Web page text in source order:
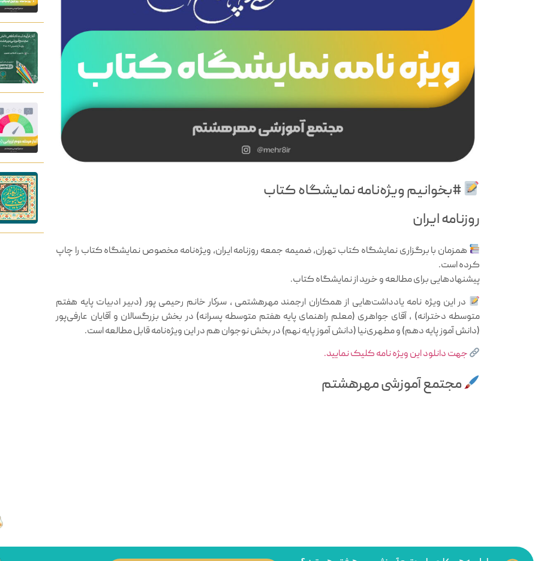
#بخوانیم ویژه‌نامه نمایشگاه کتاب
روزنامه ایران
همزمان با برگزاری نمایشگاه کتاب تهران، ضمیمه جمعه روزنامه ایران، ویژه‌نامه مخصوص نمایشگاه کتاب را چاپ
کرده است.
پیشنهادهایی برای مطالعه و خرید از نمایشگاه کتاب.
در این ویژه نامه یادداشت‌هایی از همکاران ارجمند مهرهشتمی ، سركار خانم رحيمى پور (دبير ادبيات پايه هفتم
متوسطه دخترانه) ، آقای جواهری (معلم راهنمای پایه هفتم متوسطه پسرانه) در بخش بزرگسالان و آقایان عارفی‌پور
(دانش آموز پایه دهم) و مطهری‌نیا (دانش آموز پایه نهم) در بخش نوجوان هم در این ویژه‌نامه قابل مطالعه است.
جهت دانلود این ویژه نامه کلیک نمایید.
مجتمع آموزشی مهرهشتم